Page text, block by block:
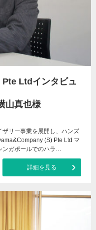
Ltdインタビュ
山真也様
リー事業を展開し、ハンズ
(S) Pte Ltd マ
ンガポールでのハラ…
詳細を見る